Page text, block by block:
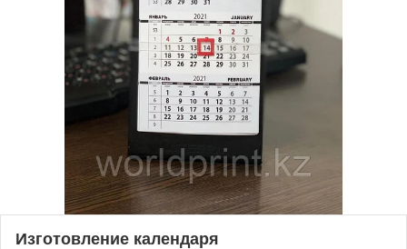
Изготовление календаря